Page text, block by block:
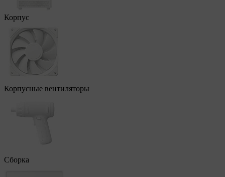
Корпус
Корпусные вентиляторы
Сборка